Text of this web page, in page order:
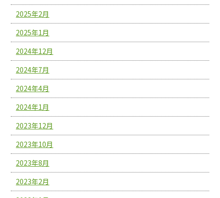
2025年2月
2025年1月
2024年12月
2024年7月
2024年4月
2024年1月
2023年12月
2023年10月
2023年8月
2023年2月